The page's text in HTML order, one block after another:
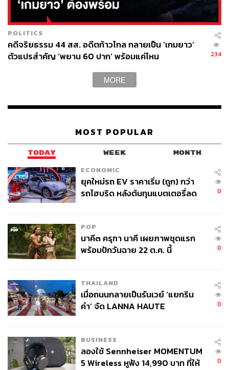
POLITICS
คดีจริยธรรม 44 สส. อดีตก้าวไกล กลายเป็น ‘เกมยาว’
ตัวแปรสำคัญ ‘พยาน 60 ปาก’ พร้อมแค่ไหน
234
MORE
MOST POPULAR
TODAY WEEK MONTH
ECONOMIC
ยุคใหม่รถ EV ราคาเริ่ม (ถูก) กว่า
รถไฮบริด หลังต้นทุนแบตเตอรี่ลด
0
POP
นาคี๓ ครุฑา นาคี เผยภาพชุดแรก
พร้อมปักวันฉาย 22 ต.ค. นี้
0
THAILAND
เมื่อถนนกลายเป็นรันเวย์ ‘แยกริน
คำ’ จัด LANNA HAUTE
0
BUSINESS
ลองใช้ Sennheiser MOMENTUM
5 Wireless หูฟัง 14,990 บาท ที่ให้
0